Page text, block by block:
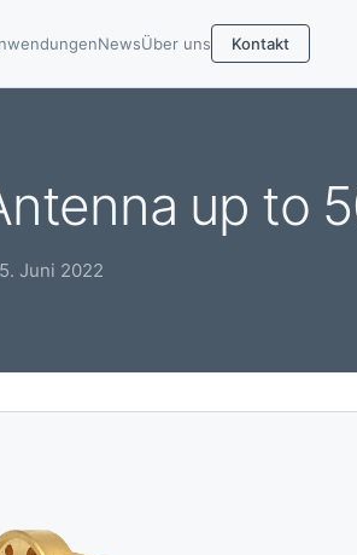
NewsÜber uns Kontakt
up to
Juni 2022